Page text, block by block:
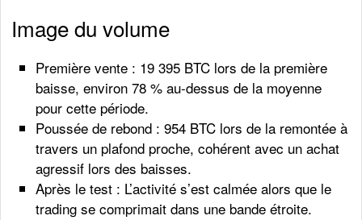
Image du volume
Première vente : 19 395 BTC lors de la première
baisse, environ 78 % au-dessus de la moyenne
pour cette période.
Poussée de rebond : 954 BTC lors de la remontée à
travers un plafond proche, cohérent avec un achat
agressif lors des baisses.
Après le test : L’activité s’est calmée alors que le
trading se comprimait dans une bande étroite.